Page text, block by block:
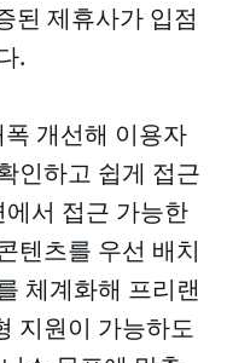
된 제휴사가 입점
.
개선해 이용자
인하고 쉽게 접근
서 접근 가능한
텐츠를 우선 배치
체계화해 프리랜
지원이 가능하도